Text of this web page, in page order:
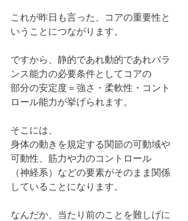
これが昨日も言った、コアの重要性と
いうことにつながります。
ですから、静的であれ動的であれバラ
ンス能力の必要条件としてコアの
部分の安定度＝強さ・柔軟性・コント
ロール能力が挙げられます。
そこには、
身体の動きを規定する関節の可動域や
可動性、筋力や力のコントロール
（神経系）などの要素がそのまま関係
していることになります。
なんだか、当たり前のことを難しげに